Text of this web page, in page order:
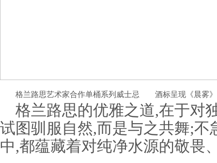
格兰路思艺术家合作单桶系列威士忌 酒标呈现《晨雾
格兰路思的优雅之道,在于对
试图驯服自然,而是与之共舞;不
中,都蕴藏着对纯净水源的敬畏